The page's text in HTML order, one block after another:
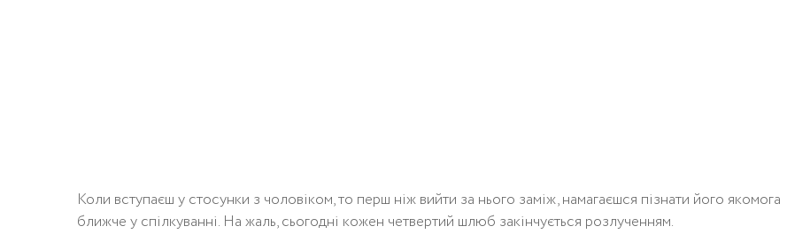
Коли вступаєш у стосунки з чоловіком, то перш ніж вийти за нього заміж, намагаєшся пізнати його якомога
ближче у спілкуванні. На жаль, сьогодні кожен четвертий шлюб закінчується розлученням.